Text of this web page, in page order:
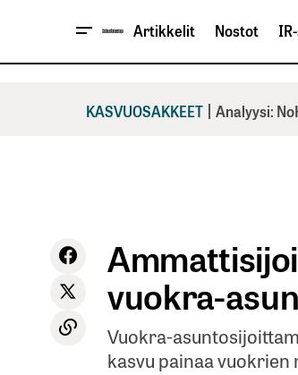
Artikkelit Nostot
KASVUOSAKKEET | Analyysi:
vuokra-
Vuokra-
kasvu painaa